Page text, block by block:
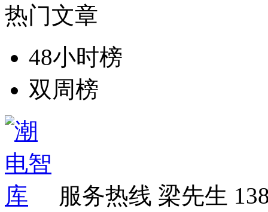
热门文章
48小时榜
双周榜
服务热线 梁先生